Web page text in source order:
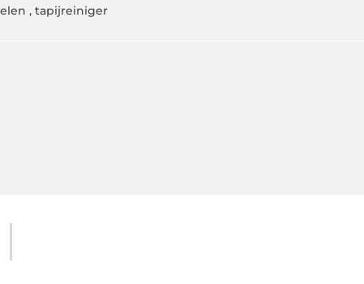
, tapijreiniger